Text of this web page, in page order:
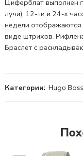
Циферблат выполнен
лучи). 12-ти и 24-х
недели
виде штрихов.
Браслет с
Категории: Hugo Boss